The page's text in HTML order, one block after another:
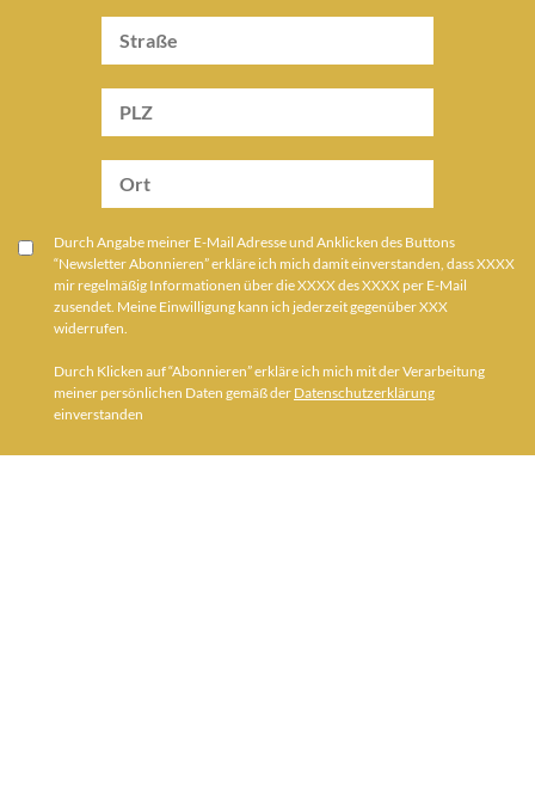
Durch Angabe meiner E-Mail Adresse und Anklicken des Buttons
“Newsletter Abonnieren” erkläre ich mich damit einverstanden, dass XXXX
mir regelmäßig Informationen über die XXXX des XXXX per E-Mail
zusendet. Meine Einwilligung kann ich jederzeit gegenüber XXX
widerrufen.
Durch Klicken auf “Abonnieren” erkläre ich mich mit der Verarbeitung
meiner persönlichen Daten gemäß der Datenschutzerklärung
einverstanden